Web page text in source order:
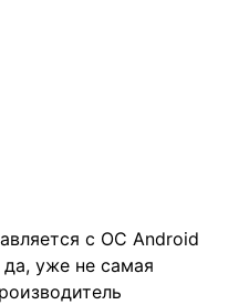
с ОС Android
уже не самая